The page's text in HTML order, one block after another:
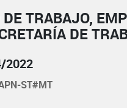
TRABAJO,
DE
2022
ST#MT